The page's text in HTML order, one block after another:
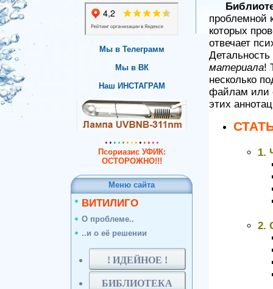
Мы в Телеграмм
Мы в ВК
Наш ИНСТАГРАМ
.............
Псориазис УФИК:
ОСТОРОЖНО!!!
Меню сайта
ВИТИЛИГО
О проблеме..
..и о её решении
! ИДЕЙНОЕ !
БИБЛИОТЕКА
проблемной
которых
отвечает
материала!
несколько
файлам или
этих
1.
2.